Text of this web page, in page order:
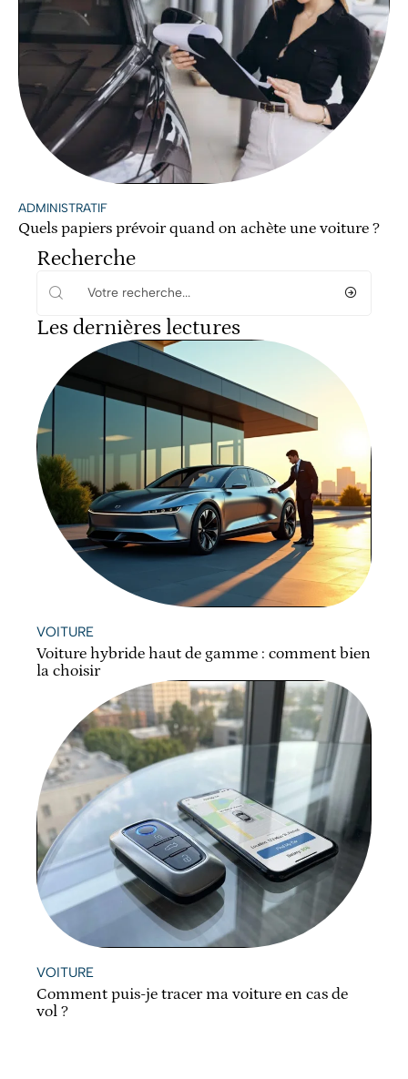
ADMINISTRATIF
Quels papiers prévoir quand on achète une voiture ?
Recherche
Les dernières lectures
VOITURE
Voiture hybride haut de gamme : comment bien
la choisir
VOITURE
Comment puis-je tracer ma voiture en cas de
vol ?